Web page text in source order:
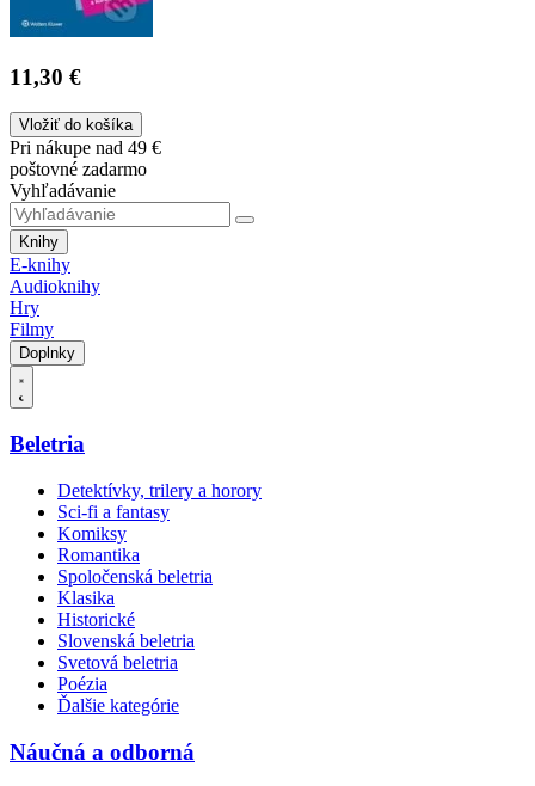
11,30 €
Vložiť do košíka
Pri nákupe nad 49 €
poštovné zadarmo
Vyhľadávanie
Knihy
E-knihy
Audioknihy
Hry
Filmy
Doplnky
Beletria
Detektívky, trilery a horory
Sci-fi a fantasy
Komiksy
Romantika
Spoločenská beletria
Klasika
Historické
Slovenská beletria
Svetová beletria
Poézia
Ďalšie kategórie
Náučná a odborná